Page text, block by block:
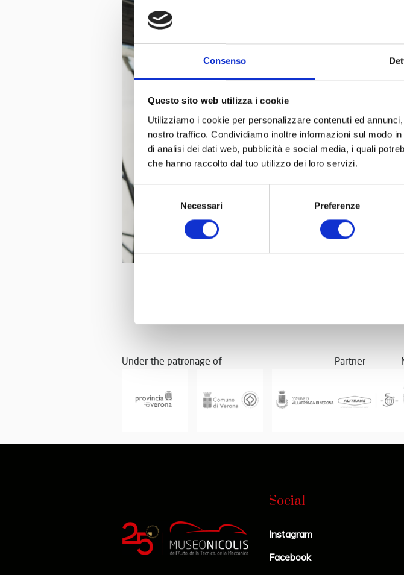
Consenso
Questo sito web utilizza i cookie
Utilizziamo i cookie per personalizzare contenuti ed
nostro traffico. Condividiamo inoltre informazioni sul modo
di analisi dei dati web, pubblicità e social media, i quali
che hanno raccolto dal tuo utilizzo dei loro servizi.
del
Necessari Preferenze
Under the patronage of Partner
Social
Instagram
Facebook